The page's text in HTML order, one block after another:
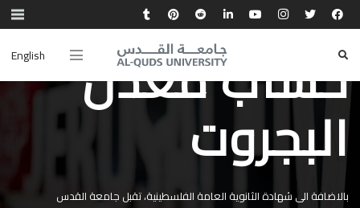
English حساب معدل
البجروت
بالاضافة الى شهادة الثانوية العامة الفلسطينية، تقبل جامعة القدس